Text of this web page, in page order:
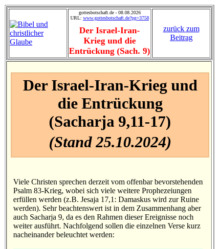
gottesbotschaft.de - 08.08.2026
URL: www.gottesbotschaft.de?pg=3758
Der Israel-Iran-
Krieg und die
Entrückung (Sach. 9)
zurück zum
Beitrag
Der Israel-Iran-Krieg und
die Entrückung
(Sacharja 9,11-17)
(Stand 25.10.2024)
Viele Christen sprechen derzeit vom offenbar bevorstehenden
Psalm 83-Krieg, wobei sich viele weitere Prophezeiungen
erfüllen werden (z.B. Jesaja 17,1: Damaskus wird zur Ruine
werden). Sehr beachtenswert ist in dem Zusammenhang aber
auch Sacharja 9, da es den Rahmen dieser Ereignisse noch
weiter ausführt. Nachfolgend sollen die einzelnen Verse kurz
nacheinander beleuchtet werden: